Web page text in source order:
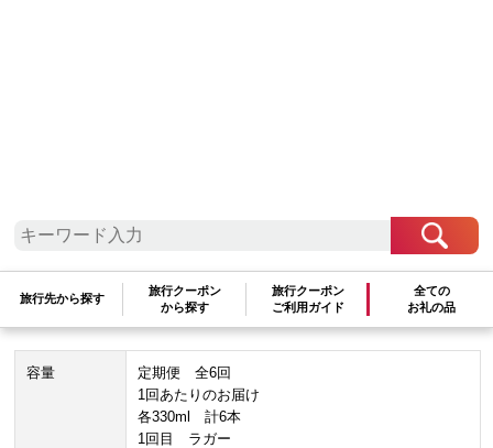
旅行先から探す
旅行クーポン
から探す
旅行クーポン
ご利用ガイド
全ての
お礼の品
★この自治体は 最少金額-円 での寄附を受け付けております。
容量
定期便 全6回
1回あたりのお届け
各330ml 計6本
1回目 ラガー